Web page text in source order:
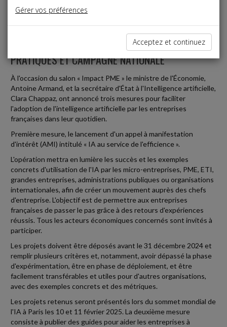
Vie des affaires
Date: 2024-12-18
L'IA AU SERVICE DES ENTREPRISES : GUIDES
PRATIQUES ET CAMPAGNE NATIONALE
À l'occasion du salon « Impact PME » le ministre de l'Économie,
Antoine Armand, et la secrétaire d'État à l'Intelligence artificielle,
Clara Chappaz, ont annoncé trois mesures pour faciliter
l'adoption de l'intelligence artificielle par les entreprises
françaises dans leur quotidien.
Première mesure, le lancement d'un appel à manifestation
d'intérêt (AMI) intitulé « IA au service de l'efficience ».
L'opération mettra en lumière les succès et les exemples
concrets d'utilisation de l'IA par les micro-entreprises, PME, ETI,
grandes entreprises, administrations publiques ou organisations
internationales, afin de créer un mouvement auprès des chefs
d'entreprise. L'objectif est de permettre aux entreprises
françaises de passer le pas grâce à des retours d'expériences
réussis. Tous les acteurs économiques concernés sont invités à
participer.
Les projets doivent être déposés avant le 31 décembre 2024 et
remplir plusieurs critères et, notamment, avoir dépassé la phase
d'expérimentation, être en phase de déploiement, et être
facilement transférables et utiles pour d'autres organisations,
avec des exemples concrets et des métriques.
Les projets retenus seront présentés lors du sommet mondial de
l'IA à Paris les 10 et 11 février 2025. La deuxième mesure
consiste à publier des guides pour aider les entreprises à
Gérer vos préférences
Acceptez et continuez